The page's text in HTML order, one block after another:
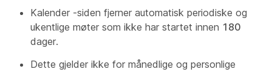
Kalender -siden fjerner automatisk periodiske og
ukentlige møter som ikke har startet innen 180
dager.
Dette gjelder ikke for månedlige og personlige